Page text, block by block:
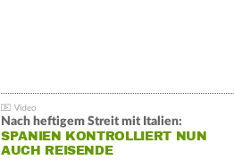
Nach heftigem Streit mit Italien:
SPANIEN KONTROLLIERT NUN
AUCH REISENDE